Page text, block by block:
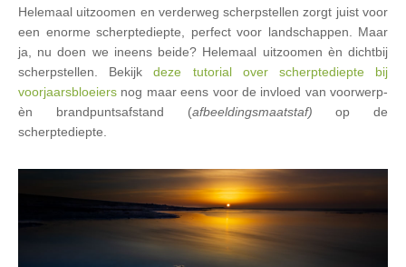
Helemaal uitzoomen en verderweg scherpstellen zorgt juist voor
een enorme scherptediepte, perfect voor landschappen. Maar
ja, nu doen we ineens beide? Helemaal uitzoomen èn dichtbij
scherpstellen. Bekijkdeze tutorial over scherptediepte bij
voorjaarsbloeiers nog maar eens voor de invloed van voorwerp-
èn brandpuntsafstand (afbeeldingsmaatstaf) op de
scherptediepte.